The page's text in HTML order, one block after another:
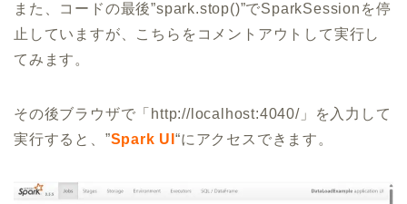
また、コードの最後”spark.stop()”でSparkSessionを停
止していますが、こちらをコメントアウトして実行し
てみます。
その後ブラウザで「http://localhost:4040/」を入力して
実行すると、”Spark UI“にアクセスできます。